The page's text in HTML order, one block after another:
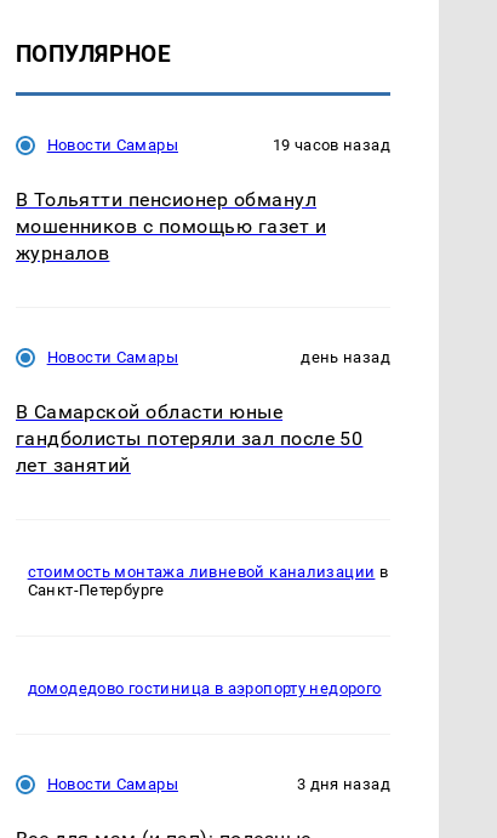
ПОПУЛЯРНОЕ
Новости Самары 19 часов назад
В Тольятти пенсионер обманул
мошенников с помощью газет и
журналов
Новости Самары день назад
В Самарской области юные
гандболисты потеряли зал после 50
лет занятий
стоимость монтажа ливневой канализации в
Санкт-Петербурге
домодедово гостиница в аэропорту недорого
Новости Самары 3 дня назад